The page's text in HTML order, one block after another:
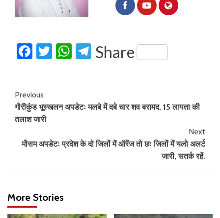
Facebook
Twitter
WhatsApp
Telegram
Share
Previous
गौरीकुंड भूस्खलन अपडेटः मलबे में दबे चार शव बरामद, 15 लापता की
तलाश जारी
Next
मौसम अपडेटः प्रदेश के दो जिलों में ऑरेंज तो छः जिलों में यलो अलर्ट
जारी, सतर्क रहें.
More Stories